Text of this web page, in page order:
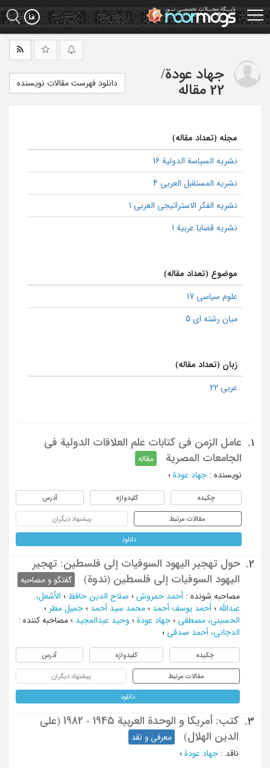
Skip
to
main
جهاد عودة/
22 مقاله
دانلود فهرست مقالات نویسنده
مجله (تعداد مقاله)
نشریه السیاسة الدولیة 16
نشریه المستقبل العربی 4
نشریه الفکر الاستراتیجی العربی 1
نشریه قضایا عربیة 1
موضوع (تعداد مقاله)
علوم سیاسی 17
میان رشته ای 5
زبان (تعداد مقاله)
عربی 22
1.
عامل الزمن فی کتابات علم العلاقات الدولیة فی
الجامعات المصریة
مقاله
نویسنده : جهاد عودة ؛
چکیده کلیدواژه آدرس
مقالات مرتبط پیشنهاد دیگران
دانلود
2.
حول تهجیر الیهود السوفیات إلی فلسطین: تهجیر
الیهود السوفیات إلی فلسطین (ندوة)
گفتگو و مصاحبه
مصاحبه شونده : أحمد حمروش ؛ صلاح الدین حافظ ؛ الأشعل،
عبدالله ؛ أحمد یوسف أحمد ؛ محمد سید أحمد ؛ جمیل مطر ؛
الحسینی، مصطفی ؛ جهاد عودة ؛ وحید عبدالمجید ؛ مصاحبه کننده :
الدجانی، أحمد صدقی ؛
چکیده کلیدواژه آدرس
مقالات مرتبط پیشنهاد دیگران
دانلود
3.
کتب: أمریکا و الوحدة العربیة 1945 - 1982 (علی
الدین الهلال)
معرفی و نقد
ناقد : جهاد عودة ؛